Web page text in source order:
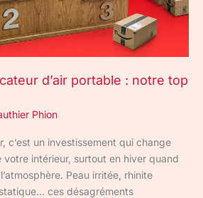
d’air portable : notre top
Phion
c’est un investissement qui change
intérieur, surtout en hiver quand
Peau irritée, rhinite
ces désagréments